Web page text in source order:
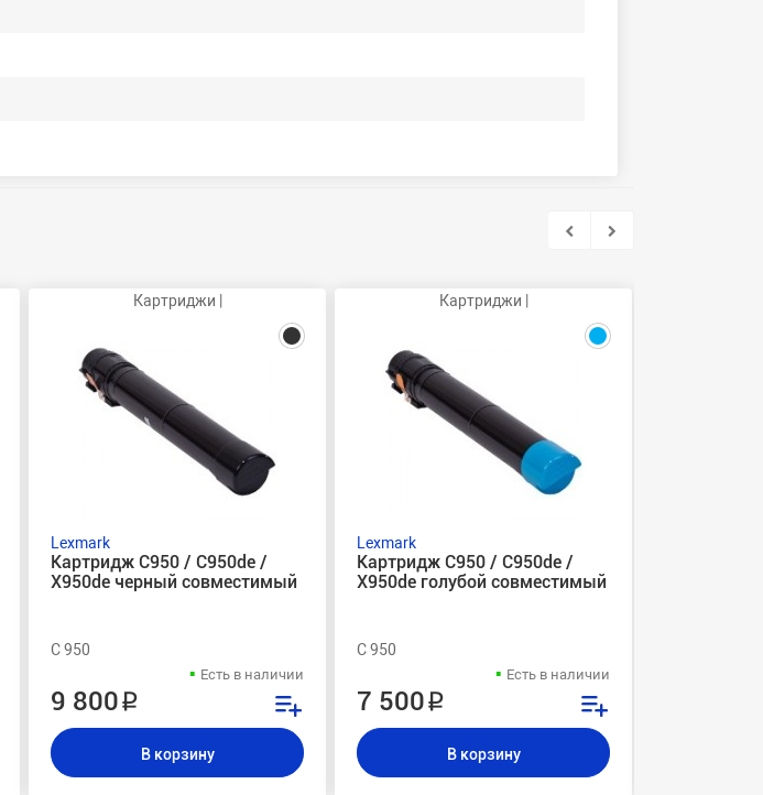
Картриджи |
Lexmark
Картридж C950 / C950de /
X950de черный совместимый
C 950
Есть в наличии
9 800 ₽
В корзину
Картриджи |
Lexmark
Картридж C950 / C950de /
X950de голубой совместимый
C 950
Есть в наличии
7 500 ₽
В корзину